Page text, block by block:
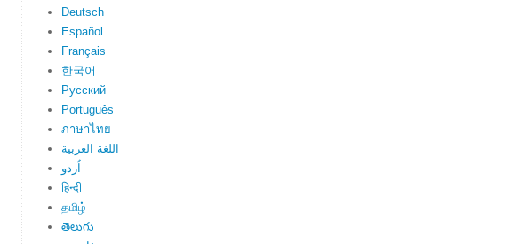
Deutsch
Español
Français
한국어
Русский
Português
ภาษาไทย
اللغة العربية
اُردو
हिन्दी
தமிழ்
తెలుగు